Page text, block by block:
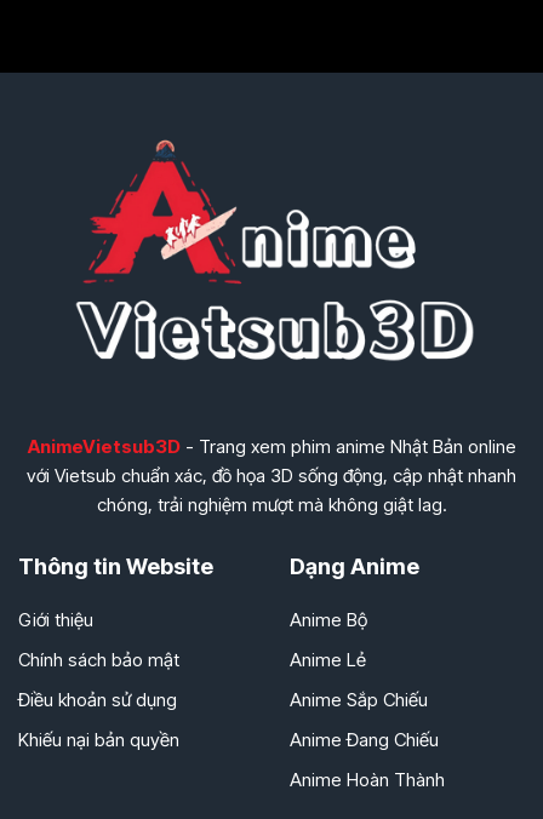
AnimeVietsub3D- Trang xem phim anime Nhật Bản online
với Vietsub chuẩn xác, đồ họa 3D sống động, cập nhật nhanh
chóng, trải nghiệm mượt mà không giật lag.
Thông tin Website
Giới thiệu
Chính sách bảo mật
Điều khoản sử dụng
Khiếu nại bản quyền
Dạng Anime
Anime Bộ
Anime Lẻ
Anime Sắp Chiếu
Anime Đang Chiếu
Anime Hoàn Thành